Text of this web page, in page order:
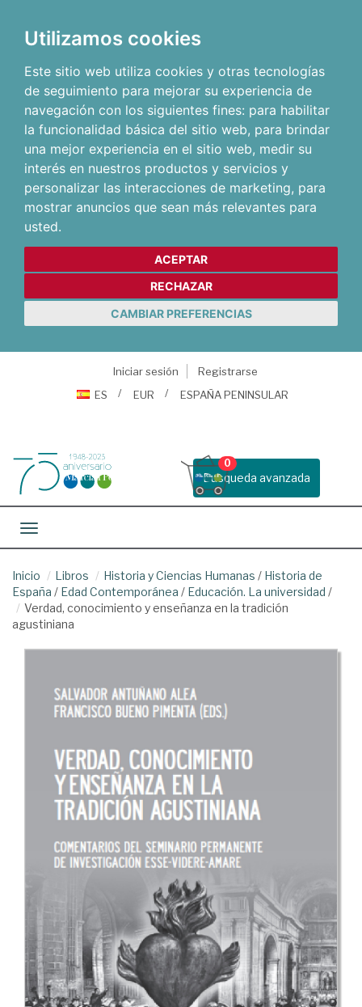
Utilizamos cookies
Este sitio web utiliza cookies y otras tecnologías
de seguimiento para mejorar su experiencia de
navegación con los siguientes fines: para habilitar
la funcionalidad básica del sitio web, para brindar
una mejor experiencia en el sitio web, medir su
interés en nuestros productos y servicios y
personalizar las interacciones de marketing, para
mostrar anuncios que sean más relevantes para
usted.
ACEPTAR
RECHAZAR
CAMBIAR PREFERENCIAS
Iniciar sesión
Registrarse
ES
EUR ESPAÑA PENINSULAR
Busqueda avanzada
0
Toggle navigation
Inicio Libros Historia y Ciencias Humanas / Historia de
España / Edad Contemporánea / Educación. La universidad /
Verdad, conocimiento y enseñanza en la tradición
agustiniana